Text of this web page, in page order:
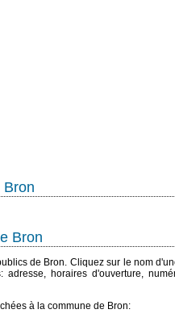
Bron
Bron
de Bron. Cliquez sur le nom
adresse, horaires d'ouverture,
à la commune de Bron: